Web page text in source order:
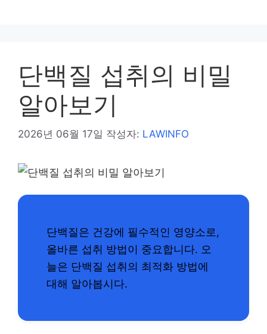
단백질 섭취의 비밀
알아보기
2026년 06월 17일 작성자: LAWINFO
단백질은 건강에 필수적인 영양소로,
올바른 섭취 방법이 중요합니다. 오
늘은 단백질 섭취의 최적화 방법에
대해 알아봅시다.